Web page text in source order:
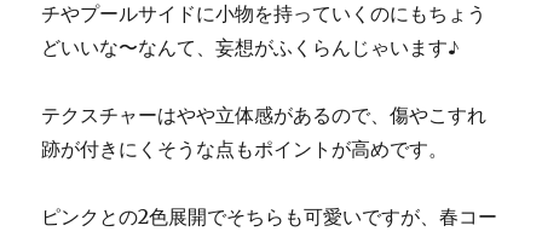
チやプールサイドに小物を持っていくのにもちょう
どいいな〜なんて、妄想がふくらんじゃいます♪
テクスチャーはやや立体感があるので、傷やこすれ
跡が付きにくそうな点もポイントが高めです。
ピンクとの2色展開でそちらも可愛いですが、春コー